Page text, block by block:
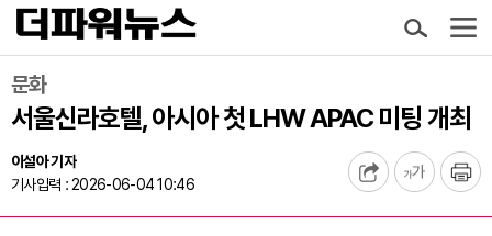
문화
서울신라호텔, 아시아 첫 LHW APAC 미팅 개최
이설아 기자
기사입력 : 2026-06-04 10:46